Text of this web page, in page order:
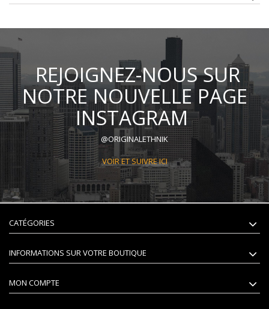
REJOIGNEZ-NOUS SUR
NOTRE NOUVELLE PAGE
INSTAGRAM
@ORIGINALETHNIK
VOIR ET SUIVRE ICI
CATÉGORIES
INFORMATIONS SUR VOTRE BOUTIQUE
MON COMPTE